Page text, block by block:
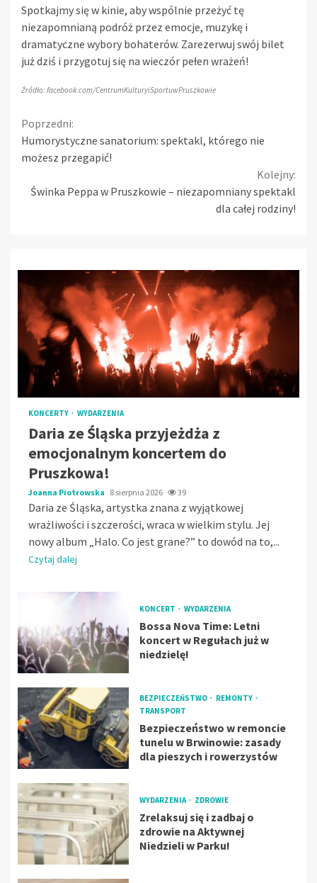
Spotkajmy się w kinie, aby wspólnie przeżyć tę
niezapomnianą podróż przez emocje, muzykę i
dramatyczne wybory bohaterów. Zarezerwuj swój bilet
już dziś i przygotuj się na wieczór pełen wrażeń!
Źródło: facebook.com/CentrumKulturyiSportuwPruszkowie
Continue
Reading
Poprzedni:
Humorystyczne sanatorium: spektakl, którego nie
możesz przegapić!
Kolejny:
Świnka Peppa w Pruszkowie – niezapomniany spektakl
dla całej rodziny!
KONCERTY WYDARZENIA
Daria ze Śląska przyjeżdża z
emocjonalnym koncertem do
Pruszkowa!
Joanna Piotrowska 8 sierpnia 2026 39
Daria ze Śląska, artystka znana z wyjątkowej
wrażliwości i szczerości, wraca w wielkim stylu. Jej
nowy album „Halo. Co jest grane?” to dowód na to,...
Czytaj dalej
KONCERT WYDARZENIA
Bossa Nova Time: Letni
koncert w Regułach już w
niedzielę!
BEZPIECZEŃSTWO
REMONTY
TRANSPORT
Bezpieczeństwo w remoncie
tunelu w Brwinowie: zasady
dla pieszych i rowerzystów
WYDARZENIA ZDROWIE
Zrelaksuj się i zadbaj o
zdrowie na Aktywnej
Niedzieli w Parku!